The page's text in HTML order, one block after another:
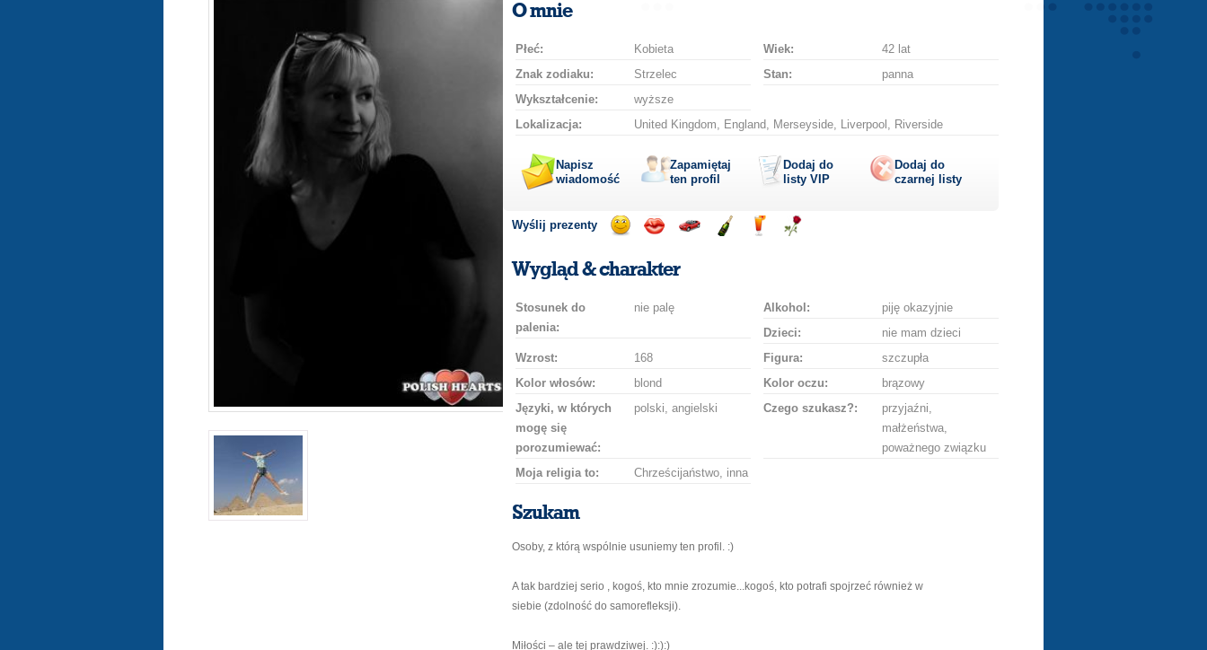
O mnie
Płeć: Kobieta Wiek:
42 lat
Znak zodiaku:
Strzelec Stan:
panna
Wykształcenie:
wyższe
Lokalizacja:
United Kingdom, England, Merseyside, Liverpool, Riverside
Napisz
wiadomość
Zapamiętaj
ten profil
Dodaj do
listy VIP
Dodaj do
czarnej listy
Wyślij prezenty
uśmiechbuziaka
Wygląd & charakter
Stosunek do
palenia:
nie palę Alkohol:
piję okazyjnie
Dzieci:
nie mam dzieci
Wzrost:
168 Figura:
szczupła
Kolor włosów:
blond Kolor oczu:
brązowy
Języki, w których
mogę się
porozumiewać:
polski, angielski Czego szukasz?:
przyjaźni,
małżeństwa,
poważnego związku
Moja religia to:
Chrześcijaństwo, inna
Szukam
Osoby, z którą wspólnie usuniemy ten profil. :)
A tak bardziej serio , kogoś, kto mnie zrozumie...kogoś, kto potrafi spojrzeć również w
siebie (zdolność do samorefleksji).
Miłości – ale tej prawdziwej. :):):)